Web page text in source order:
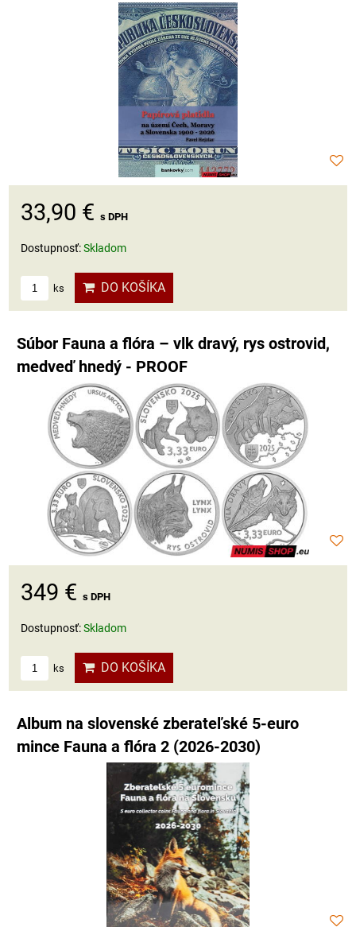
33,90 € s DPH
Dostupnosť:Skladom
ks DO KOŠÍKA
Súbor Fauna a flóra – vlk dravý, rys ostrovid,
medveď hnedý - PROOF
349 € s DPH
Dostupnosť:Skladom
ks DO KOŠÍKA
Album na slovenské zberateľské 5-euro
mince Fauna a flóra 2 (2026-2030)